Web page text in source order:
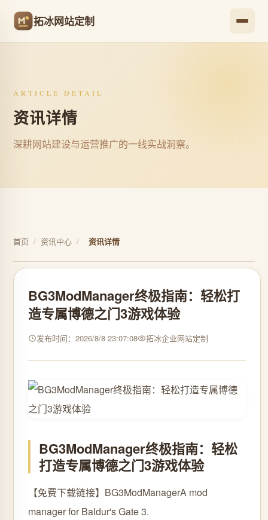
拓冰网站定制
ARTICLE DETAIL
资讯详情
深耕网站建设与运营推广的一线实战洞察。
首页 / 资讯中心 / 资讯详情
BG3ModManager终极指南：轻松打
造专属博德之门3游戏体验
发布时间：2026/8/8 23:07:08 拓冰企业网站定制
BG3ModManager终极指南：轻松
打造专属博德之门3游戏体验
【免费下载链接】BG3ModManagerA mod
manager for Baldur's Gate 3.